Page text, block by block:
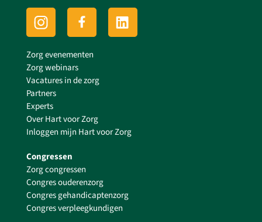
Zorg evenementen
Zorg webinars
Vacatures in de zorg
Partners
Experts
Over Hart voor Zorg
Inloggen mijn Hart voor Zorg
Congressen
Zorg congressen
Congres ouderenzorg
Congres gehandicaptenzorg
Congres verpleegkundigen